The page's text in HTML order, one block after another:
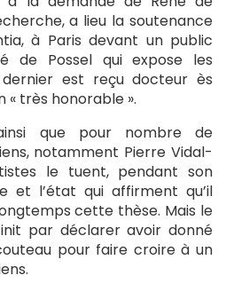
a lieu la soutenance
à Paris devant un public
de Possel qui expose les
dernier est reçu docteur ès
« très honorable ».
que pour nombre de
notamment Pierre Vidal-
le tuent, pendant son
et l’état qui affirment qu’il
cette thèse. Mais le
par déclarer avoir donné
pour faire croire à un